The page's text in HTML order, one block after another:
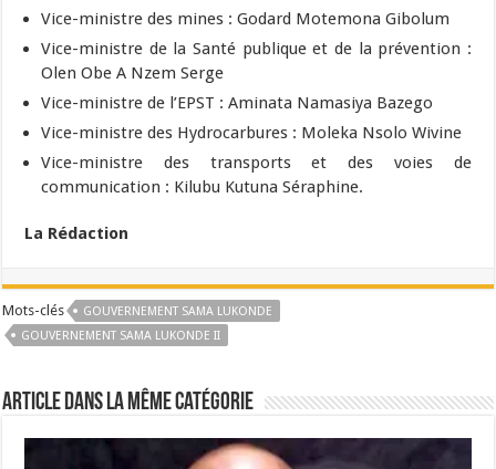
Vice-ministre des mines : Godard Motemona Gibolum
Vice-ministre de la Santé publique et de la prévention :
Olen Obe A Nzem Serge
Vice-ministre de l’EPST : Aminata Namasiya Bazego
Vice-ministre des Hydrocarbures : Moleka Nsolo Wivine
Vice-ministre des transports et des voies de
communication : Kilubu Kutuna Séraphine.
La Rédaction
Mots-clés
GOUVERNEMENT SAMA LUKONDE
GOUVERNEMENT SAMA LUKONDE II
Article dans la même catégorie